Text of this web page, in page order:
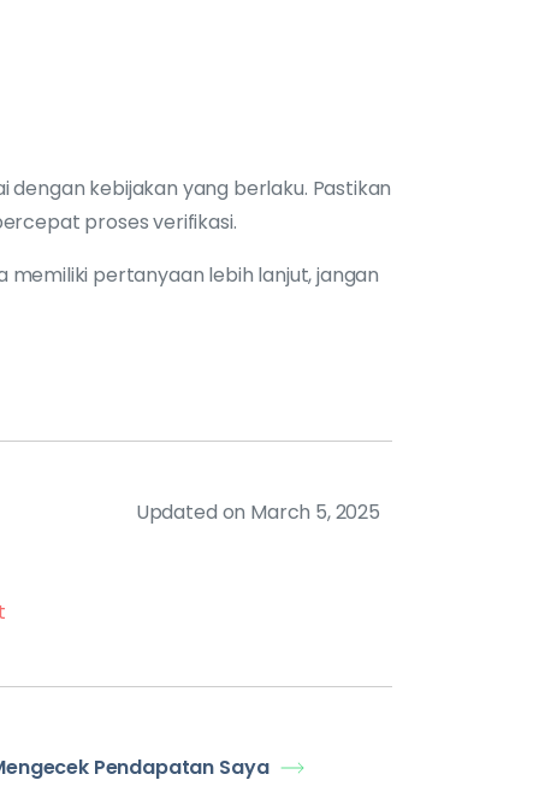
kebijakan yang berlaku. Pastikan
proses verifikasi.
memiliki pertanyaan lebih lanjut, jangan
Updated on March 5, 2025
Pendapatan Saya